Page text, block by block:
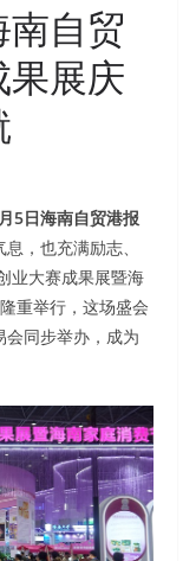
自贸
展庆
5日海南自贸港报
，也充满励志、
业大赛成果展暨海
重举行，这场盛会
同步举办，成为